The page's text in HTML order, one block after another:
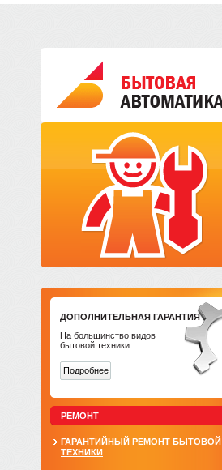
ДОПОЛНИТЕЛЬНАЯ ГАРАНТИЯ
На большинство видов
бытовой техники
Подробнее
РЕМОНТ
ГАРАНТИЙНЫЙ РЕМОНТ БЫТОВОЙ
ТЕХНИКИ